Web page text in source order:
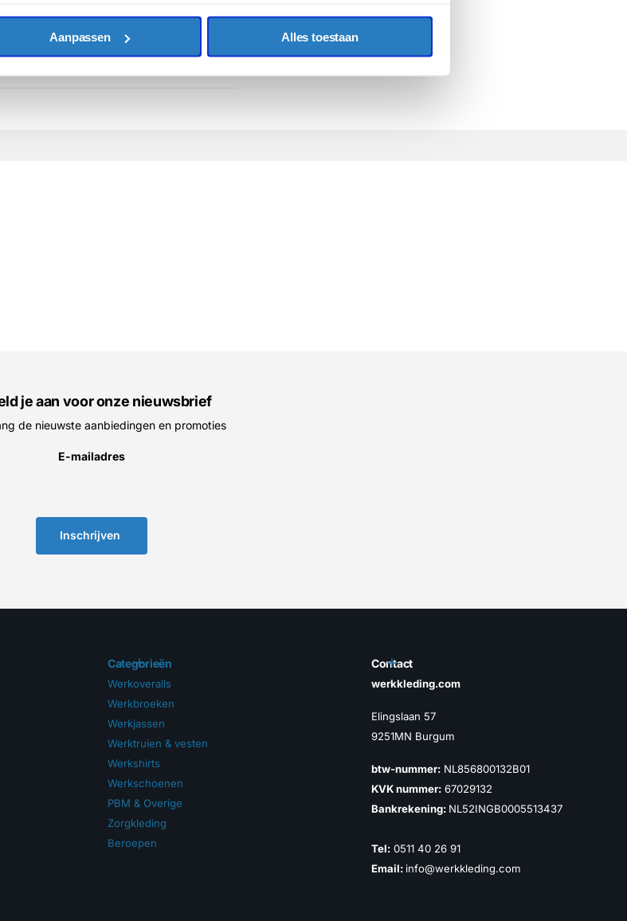
Aanpassen Alles toestaan
je aan voor onze nieuwsbrief
de nieuwste aanbiedingen en promoties
E-mailadres
Inschrijven
Categorieën
Werkoveralls
Werkbroeken
Werkjassen
Werktruien & vesten
Werkshirts
Werkschoenen
PBM & Overige
Zorgkleding
Beroepen
Contact
werkkleding.com
Elingslaan 57
9251MN Burgum
btw-nummer: NL856800132B01
KVK nummer: 67029132
Bankrekening: NL52INGB0005513437
Tel: 0511 40 26 91
Email: info@werkkleding.com